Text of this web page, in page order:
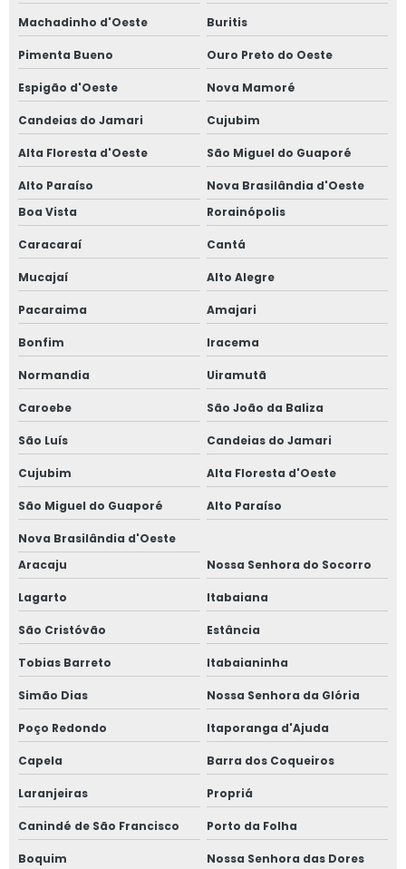
Machadinho d'Oeste Buritis
Pimenta Bueno Ouro Preto do Oeste
Espigão d'Oeste Nova Mamoré
Candeias do Jamari Cujubim
Alta Floresta d'Oeste São Miguel do Guaporé
Alto Paraíso
Nova Brasilândia d'Oeste
Boa Vista
Rorainópolis
Caracaraí Cantá
Mucajaí Alto Alegre
Pacaraima Amajari
Bonfim Iracema
Normandia Uiramutã
Caroebe São João da Baliza
São Luís Candeias do Jamari
Cujubim Alta Floresta d'Oeste
São Miguel do Guaporé Alto Paraíso
Nova Brasilândia d'Oeste
Aracaju
Nossa Senhora do Socorro
Lagarto Itabaiana
São Cristóvão Estância
Tobias Barreto Itabaianinha
Simão Dias Nossa Senhora da Glória
Poço Redondo Itaporanga d'Ajuda
Capela Barra dos Coqueiros
Laranjeiras Propriá
Canindé de São Francisco Porto da Folha
Boquim
Nossa Senhora das Dores